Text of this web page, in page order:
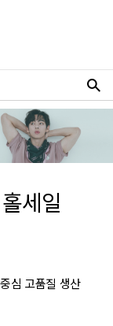
세일
심 고품질 생산